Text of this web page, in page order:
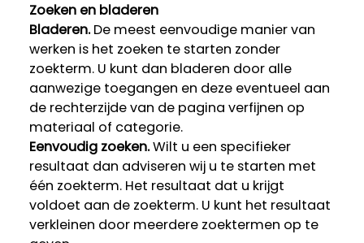
Zoeken en bladeren
Bladeren.De meest eenvoudige manier van
werken is het zoeken te starten zonder
zoekterm. U kunt dan bladeren door alle
aanwezige toegangen en deze eventueel aan
de rechterzijde van de pagina verfijnen op
materiaal of categorie.
Eenvoudig zoeken.Wilt u een specifieker
resultaat dan adviseren wij u te starten met
één zoekterm. Het resultaat dat u krijgt
voldoet aan de zoekterm. U kunt het resultaat
verkleinen door meerdere zoektermen op te